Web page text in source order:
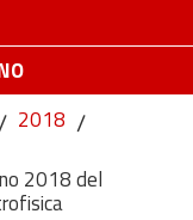
2018 /
2018 del